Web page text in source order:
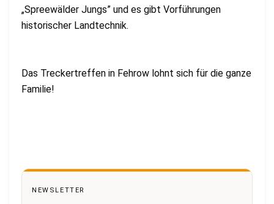
„Spreewälder Jungs” und es gibt Vorführungen
historischer Landtechnik.
Das Treckertreffen in Fehrow lohnt sich für die ganze
Familie!
NEWSLETTER